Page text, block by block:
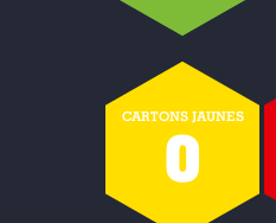
CARTONS JAUNES
0